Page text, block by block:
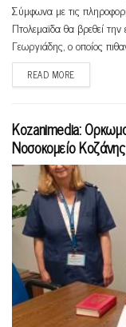
Σύμφωνα με τις
Πτολεμαϊδα θα βρεθεί
Γεωργιάδης, ο οποίος
READ MORE
Kozanimedia:
Νοσοκομείο Κοζάνης